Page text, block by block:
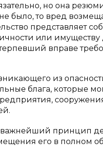
но она
то вред
представляет
или имуществу
вправе
из
блага, которые
важнейший принцип
его в полном